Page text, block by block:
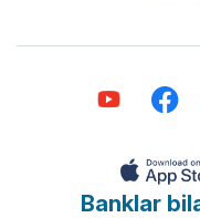
Banklar